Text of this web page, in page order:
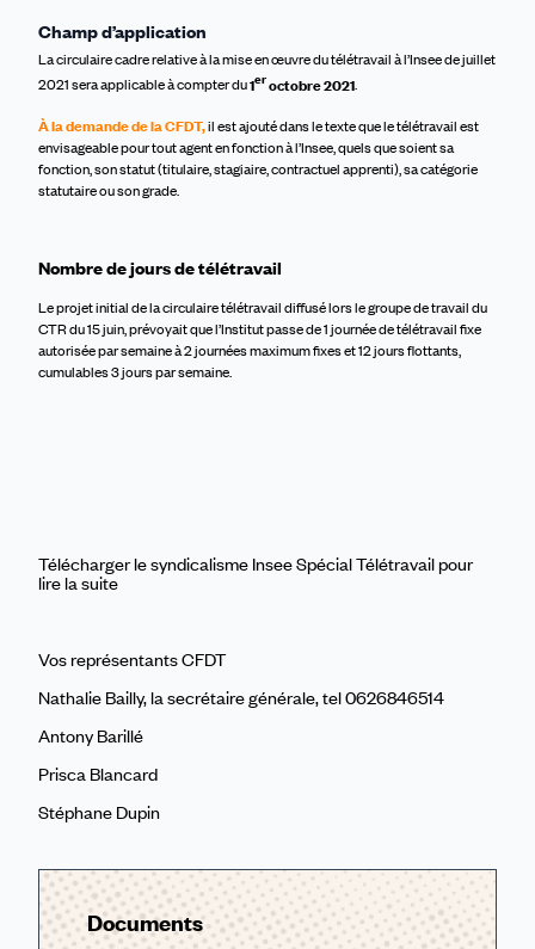
Champ d’application
La circulaire cadre relative à la mise en œuvre du télétravail à l’Insee de juillet
2021sera applicable à compter du1eroctobre 2021.
À la demande de la CFDT,il est ajouté dans le texte que le télétravail est
envisageable pour tout agent en fonctionà l’Insee, quels que soient sa
fonction, son statut(titulaire, stagiaire, contractuel apprenti), sa catégorie
statutaire ou son grade.
Nombre de joursde télétravail
Le projet initial de la circulaire télétravail diffusélorsle groupe de travail du
CTR du 15 juin, prévoyait que l’Institut passe de 1 journée de télétravail fixe
autoriséepar semaine à 2 journées maximum fixes et 12 jours flottants,
cumulables 3 jours par semaine.
Télécharger le syndicalisme Insee Spécial Télétravail pour
lire la suite
Vos représentants CFDT
Nathalie Bailly, la secrétaire générale, tel 0626846514
Antony Barillé
Prisca Blancard
Stéphane Dupin
Documents